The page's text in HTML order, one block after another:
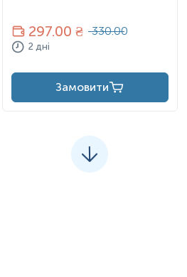
297.00 ₴ 330.00
2 дні
Замовити